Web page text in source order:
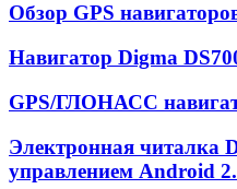
Обзор GPS
Навигатор Digma
GPS/ГЛОНАСС
Электронная читалка
управлением Android